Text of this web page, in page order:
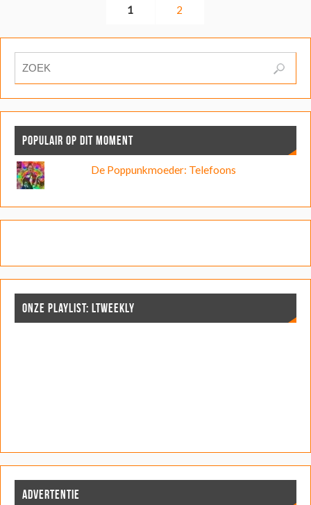
1 2
POPULAIR OP DIT MOMENT
De Poppunkmoeder: Telefoons
ONZE PLAYLIST: LTWEEKLY
ADVERTENTIE